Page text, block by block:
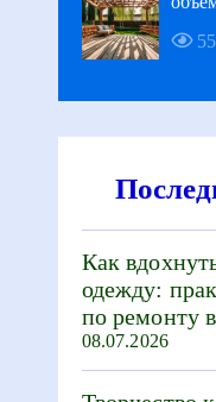
Как
одежду:
по ремонту
08.07.2026